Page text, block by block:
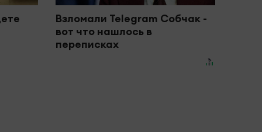
Взломали Telegram Собчак -
вот что нашлось в
переписках